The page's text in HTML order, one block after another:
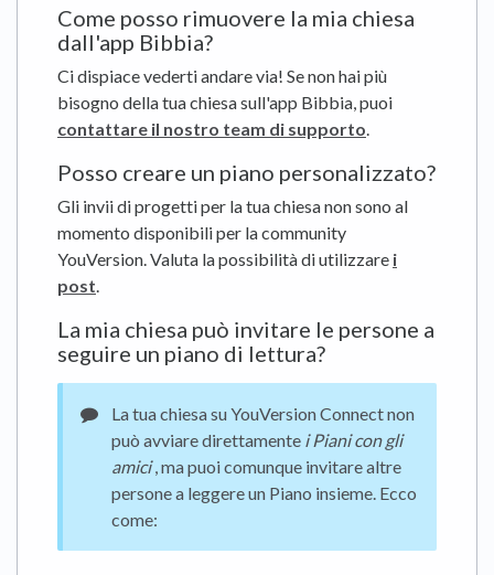
Come posso rimuovere la mia chiesa
dall'app Bibbia?
Ci dispiace vederti andare via! Se non hai più
bisogno della tua chiesa sull'app Bibbia, puoi
contattare il nostro team di supporto.
Posso creare un piano personalizzato?
Gli invii di progetti per la tua chiesa non sono al
momento disponibili per la community
YouVersion. Valuta la possibilità di utilizzare i
post.
La mia chiesa può invitare le persone a
seguire un piano di lettura?
La tua chiesa su YouVersion Connect non
può avviare direttamente i Piani con gli
amici, ma puoi comunque invitare altre
persone a leggere un Piano insieme. Ecco
come: